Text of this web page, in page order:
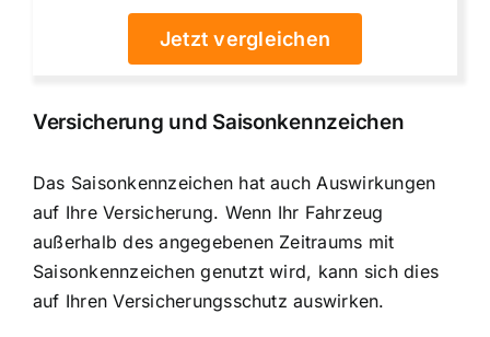
Jetzt vergleichen
Versicherung und Saisonkennzeichen
Das Saisonkennzeichen hat auch Auswirkungen
auf Ihre Versicherung. Wenn Ihr Fahrzeug
außerhalb des angegebenen Zeitraums mit
Saisonkennzeichen genutzt wird, kann sich dies
auf Ihren Versicherungsschutz auswirken.